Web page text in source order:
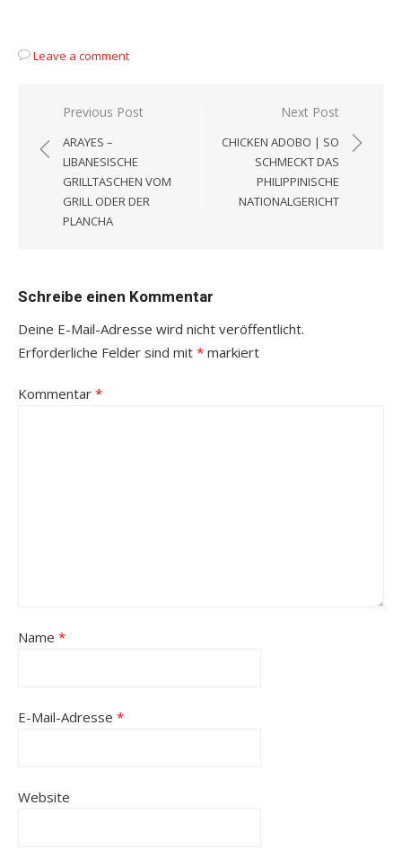
Leave a comment
Beitragsnavigation
Previous Post
ARAYES –
LIBANESISCHE
GRILLTASCHEN VOM
GRILL ODER DER
PLANCHA
Next Post
CHICKEN ADOBO | SO
SCHMECKT DAS
PHILIPPINISCHE
NATIONALGERICHT
Schreibe einen Kommentar
Deine E-Mail-Adresse wird nicht veröffentlicht.
Erforderliche Felder sind mit * markiert
Kommentar *
Name *
E-Mail-Adresse *
Website